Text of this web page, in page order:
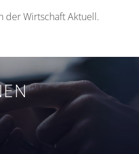
der Wirtschaft Aktuell.